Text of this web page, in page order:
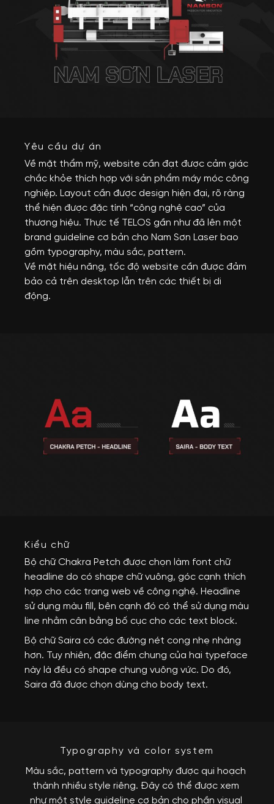
Yêu cầu dự án
Về mặt thẩm mỹ, website cần đạt được cảm giác
chắc khỏe thích hợp với sản phẩm máy móc công
nghiệp. Layout cần được design hiện đại, rõ ràng
thể hiện được đặc tính “công nghệ cao” của
thương hiệu. Thực tế TELOS gần như đã lên một
brand guideline cơ bản cho Nam Sơn Laser bao
gồm typography, màu sắc, pattern.
Về mặt hiệu năng, tốc độ website cần được đảm
bảo cả trên desktop lẫn trên các thiết bị di
động.
Kiểu chữ
Bộ chữ Chakra Petch được chọn làm font chữ
headline do có shape chữ vuông, góc cạnh thích
hợp cho các trang web về công nghệ. Headline
sử dụng màu fill, bên cạnh đó có thể sử dụng màu
line nhằm cân bằng bố cục cho các text block.
Bộ chữ Saira có các đường nét cong nhẹ nhàng
hơn. Tuy nhiên, đặc điểm chung của hai typeface
này là đều có shape chung vuông vức. Do đó,
Saira đã được chọn dùng cho body text.
Typography và color system
Màu sắc, pattern và typography được qui hoạch
thành nhiều style riêng. Đây có thể được xem
như một style guideline cơ bản cho phần visual